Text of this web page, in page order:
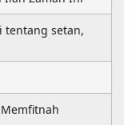
tentang setan,